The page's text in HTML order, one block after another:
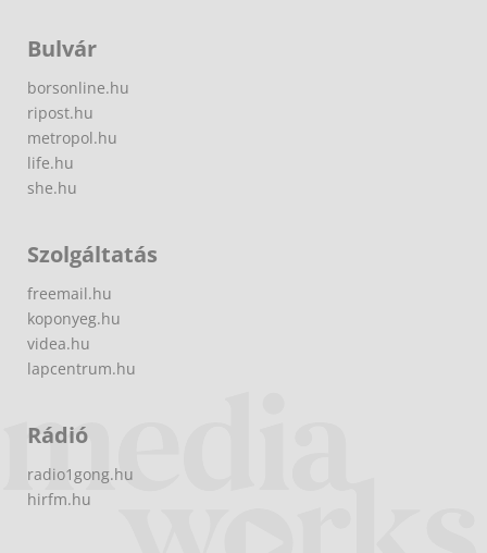
Bulvár
borsonline.hu
ripost.hu
metropol.hu
life.hu
she.hu
Szolgáltatás
freemail.hu
koponyeg.hu
videa.hu
lapcentrum.hu
Rádió
radio1gong.hu
hirfm.hu